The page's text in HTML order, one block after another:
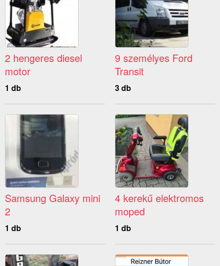
2 hengeres diesel
motor
1 db
9 személyes Ford
Transit
3 db
Samsung Galaxy mini
2
1 db
4 kerekű elektromos
moped
1 db